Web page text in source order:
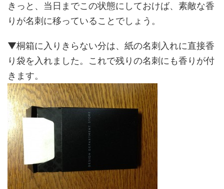
きっと、当日までこの状態にしておけば、素敵な香
りが名刺に移っていることでしょう。
▼桐箱に入りきらない分は、紙の名刺入れに直接香
り袋を入れました。これで残りの名刺にも香りが付
きます。